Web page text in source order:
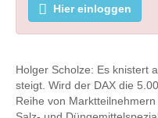
Hier einloggen
Holger Scholze: Es knistert
steigt. Wird der DAX die
Reihe von